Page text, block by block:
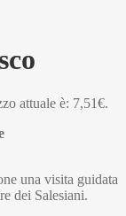
attuale è: 7,51€.
una visita guidata
dei Salesiani.